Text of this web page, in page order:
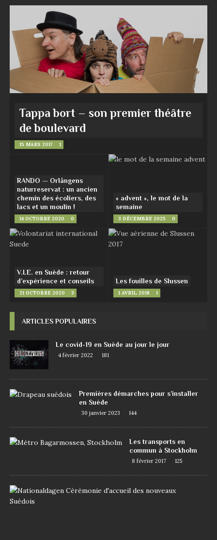
Tappa bort – son premier théâtre
de boulevard
15 MARS 2017 1
RANDO — Orlångens
naturreservat : un ancien
chemin des écoliers, des
lacs et un moulin !
14 OCTOBRE 2020 0
« advent », le mot de la
semaine
3 DÉCEMBRE 2025 0
V.I.E. en Suède : retour
d’expérience et conseils
21 OCTOBRE 2020 3
Les fouilles de Slussen
1 AVRIL 2018 1
ARTICLES POPULAIRES
Le covid-19 en Suède au jour le jour
4 février 2022 181
Premières démarches pour s’installer
en Suède
30 janvier 2023 144
Les transports en
commun à Stockholm
8 février 2017 125